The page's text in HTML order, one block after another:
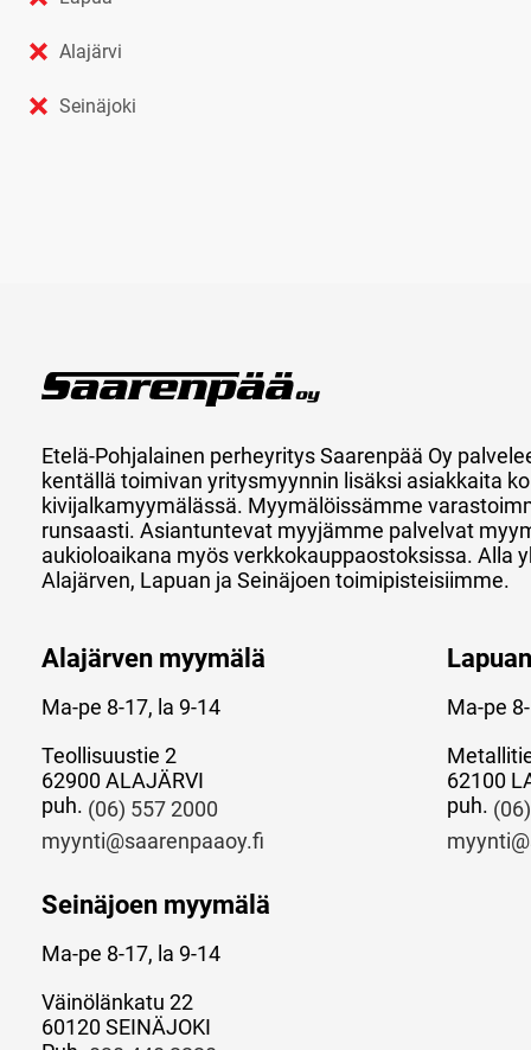
Alajärvi
Seinäjoki
Etelä-Pohjalainen perheyritys Saarenpää Oy
kentällä toimivan yritysmyynnin lisäksi asiakkaita
kivijalkamyymälässä. Myymälöissämme
runsaasti. Asiantuntevat myyjämme palvelvat
aukioloaikana myös verkkokauppaostoksissa. Alla
Alajärven, Lapuan ja Seinäjoen toimipisteisiimme.
Alajärven myymälä
Ma-pe 8-17, la 9-14
Teollisuustie 2
62900 ALAJÄRVI
puh. (06) 557 2000
myynti@saarenpaaoy.fi
Ma-pe
62100
puh.
Seinäjoen myymälä
Ma-pe 8-17, la 9-14
Väinölänkatu 22
60120 SEINÄJOKI